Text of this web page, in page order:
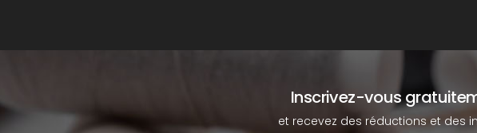
Inscrivez-vous
et recevez des réductions et des